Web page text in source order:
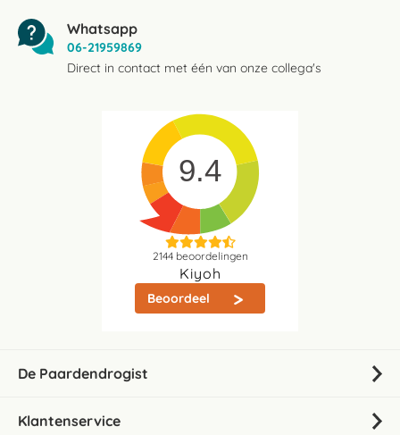
Whatsapp
06-21959869
Direct in contact met één van onze collega's
9.4
2144beoordelingen
Kiyoh
Beoordeel
De Paardendrogist
Klantenservice